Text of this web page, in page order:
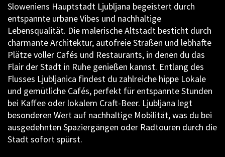
Sloweniens Hauptstadt Ljubljana begeistert durch
entspannte urbane Vibes und nachhaltige
Lebensqualität. Die malerische Altstadt besticht durch
charmante Architektur, autofreie Straßen und lebhafte
Plätze voller Cafés und Restaurants, in denen du das
Flair der Stadt in Ruhe genießen kannst. Entlang des
Flusses Ljubljanica findest du zahlreiche hippe Lokale
und gemütliche Cafés, perfekt für entspannte Stunden
bei Kaffee oder lokalem Craft-Beer. Ljubljana legt
besonderen Wert auf nachhaltige Mobilität, was du bei
ausgedehnten Spaziergängen oder Radtouren durch die
Stadt sofort spürst.